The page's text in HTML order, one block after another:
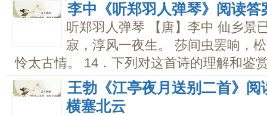
李中《听郑羽人弹琴》阅读答
听郑羽人弹琴 【唐】李中 仙乡景
寂，淳风一夜生。 莎间虫罢响，
怜太古情。 14．下列对这首诗的理解和鉴
王勃《江亭夜月送别二首》
横塞北云